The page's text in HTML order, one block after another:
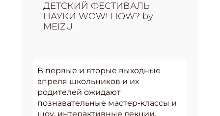
ДЕТСКИЙ ФЕСТИВАЛЬ
НАУКИ WOW! HOW? by
MEIZU
В первые и вторые выходные
апреля школьников и их
родителей ожидают
познавательные мастер-классы и
шоу, интерактивные лекции,